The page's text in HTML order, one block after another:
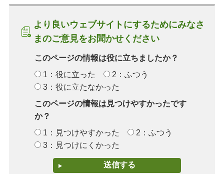
より良いウェブサイトにするためにみなさ
まのご意見をお聞かせください
このページの情報は役に立ちましたか？
1：役に立った
2：ふつう
3：役に立たなかった
このページの情報は見つけやすかったです
か？
1：見つけやすかった
2：ふつう
3：見つけにくかった